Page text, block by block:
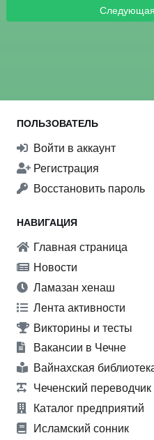
ПОЛЬЗОВАТЕЛЬ
Войти в аккаунт
Регистрация
Восстановить пароль
НАВИГАЦИЯ
Главная страница
Новости
Ламазан хенаш
Лента активности
Викторины и тесты
Вакансии в Чечне
Вайнахская
Чеченский переводчик
Каталог предприятий
Исламский сонник